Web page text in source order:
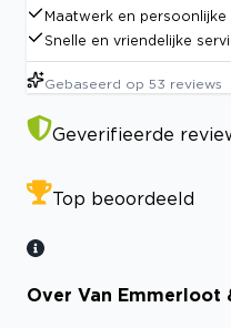
Maatwerk en persoonlijke
Snelle en vriendelijke
Gebaseerd op 53 reviews
Geverifieerde
Top beoordeeld
Over Van Emmerloot